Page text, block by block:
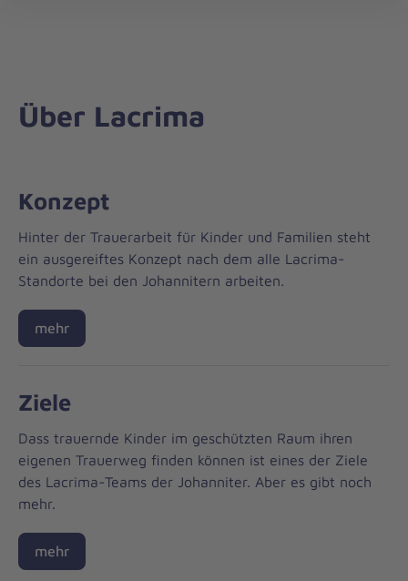
Über Lacrima
Konzept
Hinter der Trauerarbeit für Kinder und Familien steht
ein ausgereiftes Konzept nach dem alle Lacrima-
Standorte bei den Johannitern arbeiten.
mehr
Ziele
Dass trauernde Kinder im geschützten Raum ihren
eigenen Trauerweg finden können ist eines der Ziele
des Lacrima-Teams der Johanniter. Aber es gibt noch
mehr.
mehr